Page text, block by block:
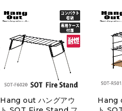
Hang out ハングアウ
Hang